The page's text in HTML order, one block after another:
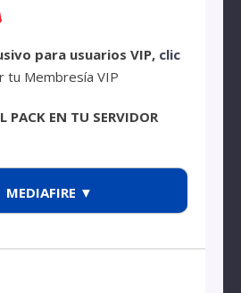
para usuarios VIP, clic
tu Membresía VIP
PACK EN TU SERVIDOR
MEDIAFIRE ▼